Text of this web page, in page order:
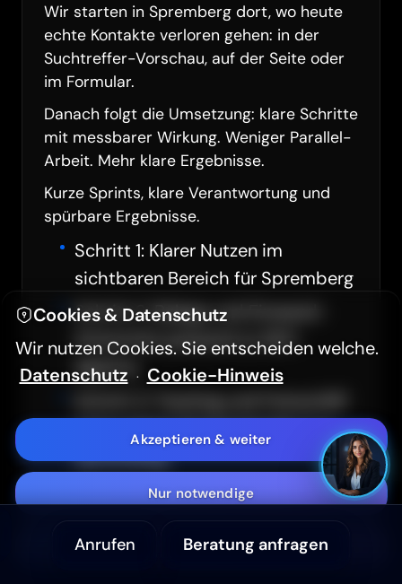
Wir starten in Spremberg dort, wo heute
echte Kontakte verloren gehen: in der
Suchtreffer-Vorschau, auf der Seite oder
im Formular.
Danach folgt die Umsetzung: klare Schritte
mit messbarer Wirkung. Weniger Parallel-
Arbeit. Mehr klare Ergebnisse.
Kurze Sprints, klare Verantwortung und
spürbare Ergebnisse.
Schritt 1: Klarer Nutzen im
sichtbaren Bereich für Spremberg
Schritt 2: Belege und Einwand-
Antworten passend zu SEO
Agentur
nach echten Nutzersignalen aus
Spremberg
Anrufen Beratung anfragen
Barrierefreiheit
Animationen pausieren
Hintergrundvideo ausblenden
Hoher Kontrast (WCAG 2.2)
AaSans Serif Schrift
Barrierefreiheitserklärung
Cookies & Datenschutz
Wir nutzen Cookies. Sie entscheiden welche.
Datenschutz · Cookie-Hinweis
Nur notwendige
Anpassen
Akzeptieren & weiter